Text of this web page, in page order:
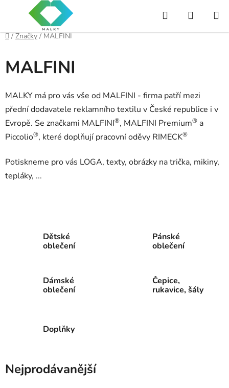
Hledat
KOŠÍK
Domů
/ Značky / MALFINI
MALFINI
MALKY má pro vás vše od MALFINI - firma patří mezi
přední dodavatele reklamního textilu v České republice i v
Evropě. Se značkami MALFINI®, MALFINI Premium® a
Piccolio®, které doplňují pracovní oděvy RIMECK®
Potiskneme pro vás LOGA, texty, obrázky na trička, mikiny,
tepláky, ...
Dětské
oblečení
Pánské
oblečení
Dámské
oblečení
Čepice,
rukavice, šály
Doplňky
Nejprodávanější